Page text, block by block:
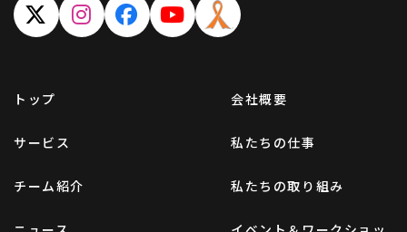
トップ 会社概要
サービス 私たちの仕事
チーム紹介 私たちの取り組み